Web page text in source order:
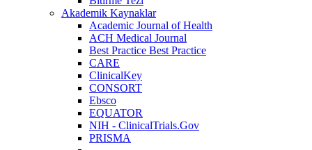
Akademik Kaynaklar
Academic Journal of Health
ACH Medical Journal
Best Practice Best Practice
CARE
ClinicalKey
CONSORT
Ebsco
EQUATOR
NIH - ClinicalTrials.Gov
PRISMA